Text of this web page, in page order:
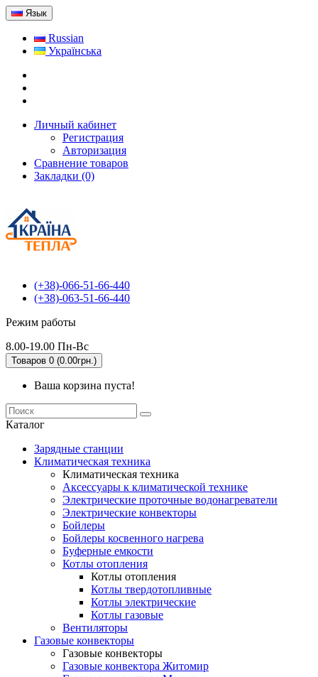
Язык
Russian
Українська
Личный кабинет
Регистрация
Авторизация
Сравнение товаров
Закладки (0)
(+38)-066-51-66-440
(+38)-063-51-66-440
Режим работы
8.00-19.00 Пн-Вс
Товаров 0 (0.00грн.)
Ваша корзина пуста!
Каталог
Зарядные станции
Климатическая техника
Климатическая техника
Аксессуары к климатической технике
Электрические проточные водонагреватели
Электрические конвекторы
Бойлеры
Бойлеры косвенного нагрева
Буферные емкости
Котлы отопления
Котлы отопления
Котлы твердотопливные
Котлы электрические
Котлы газовые
Вентиляторы
Газовые конвекторы
Газовые конвекторы
Газовые конвектора Житомир